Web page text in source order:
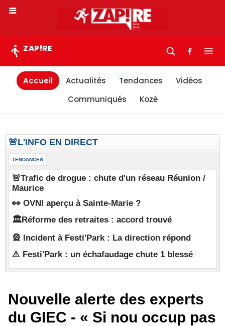
ZAP!RE
Accueil Actualités Tendances
Vidéos
Communiqués
Kozé
🚨L'INFO EN DIRECT
TENDANCES
🚨Trafic de drogue : chute d'un réseau Réunion /
Maurice
👀 OVNI aperçu à Sainte-Marie ?
🏛️Réforme des retraites : accord trouvé
🎡 Incident à Festi'Park : La direction répond
⚠️ Festi'Park : un échafaudage chute 1 blessé
Nouvelle alerte des experts
du GIEC - ​« Si nou occup pas